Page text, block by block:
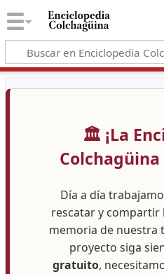
🏛️ ¡La
Día a día
rescatar y compartir
memoria de nuestra
proyecto siga
gratuito,